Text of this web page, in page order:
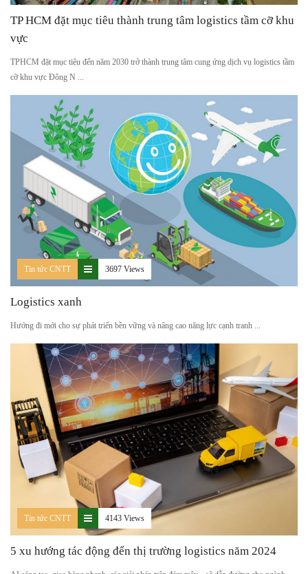
TP HCM đặt mục tiêu thành trung tâm logistics tầm cỡ khu
vực
TPHCM đặt mục tiêu đến năm 2030 trở thành trung tâm cung ứng dịch vụ logistics tầm
cỡ khu vực Đông N ...
Tin tức CNTT 3697 Views
Logistics xanh
Hướng đi mới cho sự phát triển bền vững và nâng cao năng lực cạnh tranh ...
Tin tức CNTT 4143 Views
5 xu hướng tác động đến thị trường logistics năm 2024